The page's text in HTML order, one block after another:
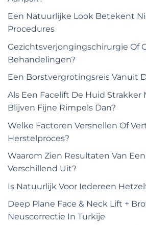
Een Natuurlijke Look Betekent
Procedures
Gezichtsverjongingschirurgie Of
Behandelingen?
Een Borstvergrotingsreis Vanuit
Als Een Facelift De Huid Strakker
Blijven Fijne Rimpels Dan?
Welke Factoren Versnellen Of
Herstelproces?
Waarom Zien Resultaten Van
Verschillend Uit?
Is Natuurlijk Voor Iedereen
Deep Plane Face & Neck Lift +
Neuscorrectie In Turkije